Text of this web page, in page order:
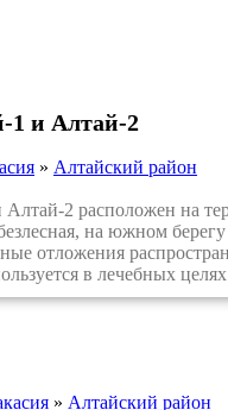
1 и Алтай-2
» Алтайский район
2 расположен на
на южном
отложения
в лечебных
» Алтайский район